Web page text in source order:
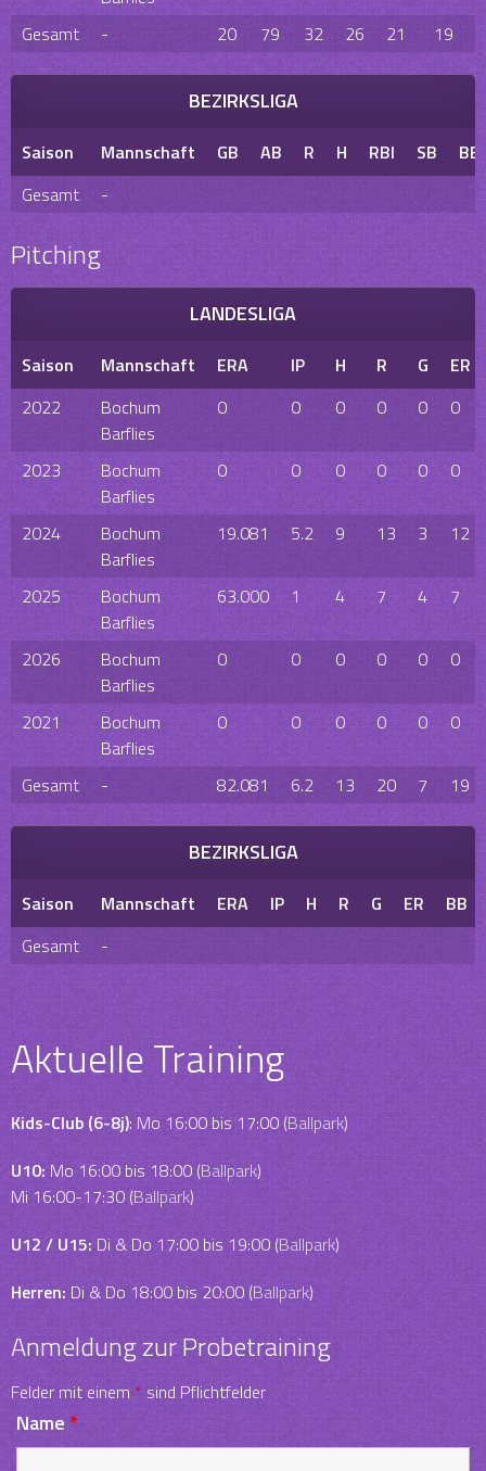
Gesamt - 20 79 32 26 21 19
BEZIRKSLIGA
Saison Mannschaft GB AB R H RBI SB
BB
Gesamt
-
Pitching
LANDESLIGA
Saison Mannschaft ERA IP H R G
ER
2022
Bochum
Barflies
0 0 0 0 0 0
2023
Bochum
Barflies
0 0 0 0 0 0
2024
Bochum
Barflies
19.081 5.2 9 13 3 12
2025
Bochum
Barflies
63.000 1 4 7 4 7
2026
Bochum
Barflies
0 0 0 0 0 0
2021
Bochum
Barflies
0 0 0 0 0 0
Gesamt - 82.081 6.2 13 20 7 19
BEZIRKSLIGA
Saison Mannschaft ERA IP H R G ER
BB
Gesamt
-
Aktuelle Training
Kids-Club (6-8j): Mo 16:00 bis 17:00 (Ballpark)
U10:Mo 16:00 bis 18:00 (Ballpark)
Mi 16:00-17:30 (Ballpark)
U12 / U15: Di & Do 17:00 bis 19:00 (Ballpark)
Herren: Di & Do 18:00 bis 20:00 (Ballpark)
Anmeldung zur Probetraining
Felder mit einem* sind Pflichtfelder
Name*